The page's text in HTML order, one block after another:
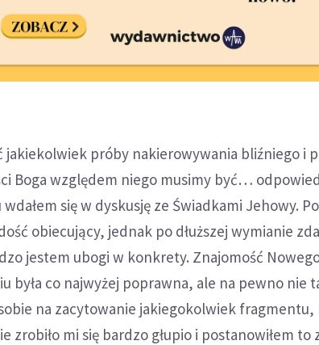
jakiekolwiek próby nakierowywania bliźniego i
Boga względem niego musimy być…
wdałem się w dyskusję ze Świadkami Jehowy.
obiecujący, jednak po dłuższej wymianie
jestem ubogi w konkrety. Znajomość
była co najwyżej poprawna, ale na pewno nie
na zacytowanie jakiegokolwiek
zrobiło mi się bardzo głupio i postanowiłem to